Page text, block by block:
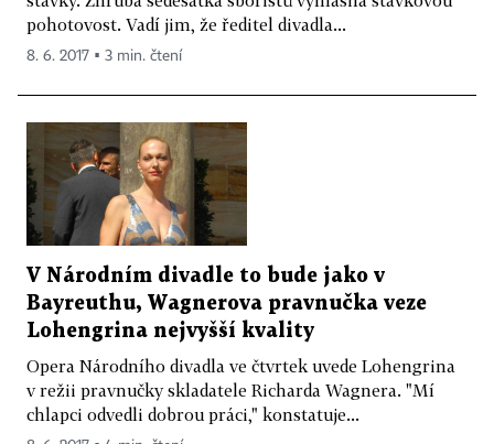
pohotovost. Vadí jim, že ředitel divadla...
8. 6. 2017 ▪ 3 min. čtení
V Národním divadle to bude jako v
Bayreuthu, Wagnerova pravnučka veze
Lohengrina nejvyšší kvality
Opera Národního divadla ve čtvrtek uvede Lohengrina
v režii pravnučky skladatele Richarda Wagnera. "Mí
chlapci odvedli dobrou práci," konstatuje...